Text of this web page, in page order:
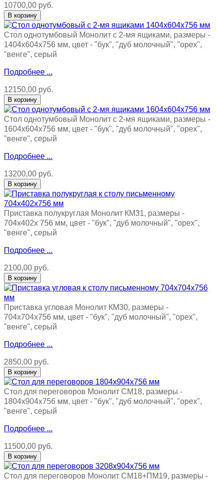
10700,00 руб.
Стол однотумбовый Монолит с 2-мя ящиками, размеры -
1404х604х756 мм, цвет - "бук", "дуб молочный", "орех",
"венге", серый
Подробнее ...
12150,00 руб.
Стол однотумбовый Монолит с 2-мя ящиками, размеры -
1604х604х756 мм, цвет - "бук", "дуб молочный", "орех",
"венге", серый
Подробнее ...
13200,00 руб.
Приставка полукруглая Монолит КМ31, размеры -
704x402x 756 мм, цвет - "бук", "дуб молочный", "орех",
"венге", серый
Подробнее ...
2100,00 руб.
Приставка угловая Монолит КМ30, размеры -
704x704x756 мм, цвет - "бук", "дуб молочный", "орех",
"венге", серый
Подробнее ...
2850,00 руб.
Стол для переговоров Монолит СМ18, размеры -
1804х904х756 мм, цвет - "бук", "дуб молочный", "орех",
"венге", серый
Подробнее ...
11500,00 руб.
Стол для переговоров Монолит СМ18+ПМ19, размеры -